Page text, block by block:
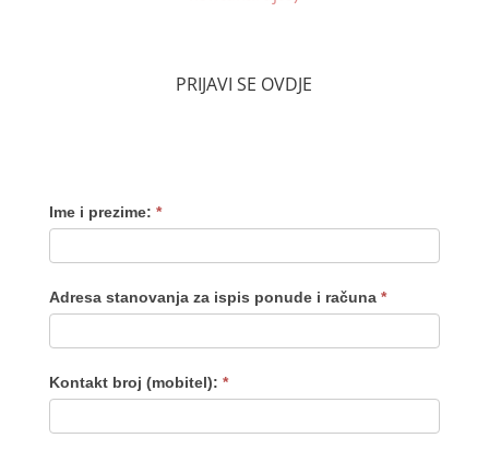
PRIJAVI SE OVDJE
Ime i prezime: *
Adresa stanovanja za ispis ponude i računa *
Kontakt broj (mobitel): *